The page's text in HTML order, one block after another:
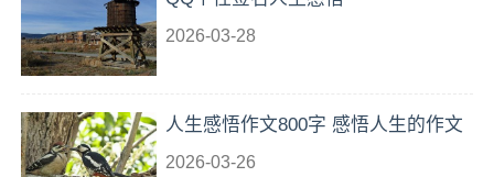
2026-03-28
人生感悟作文800字 感悟人生的作文
2026-03-26